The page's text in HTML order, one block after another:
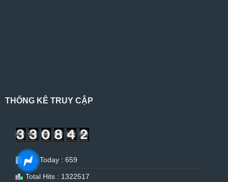
THỐNG KÊ TRUY CẬP
Hits Today : 659
Total Hits : 1322517